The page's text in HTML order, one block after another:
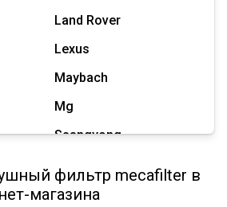
Land Rover
Lexus
Maybach
Mg
Ssangyong
Tesla
фильтр mecafilter в
магазина